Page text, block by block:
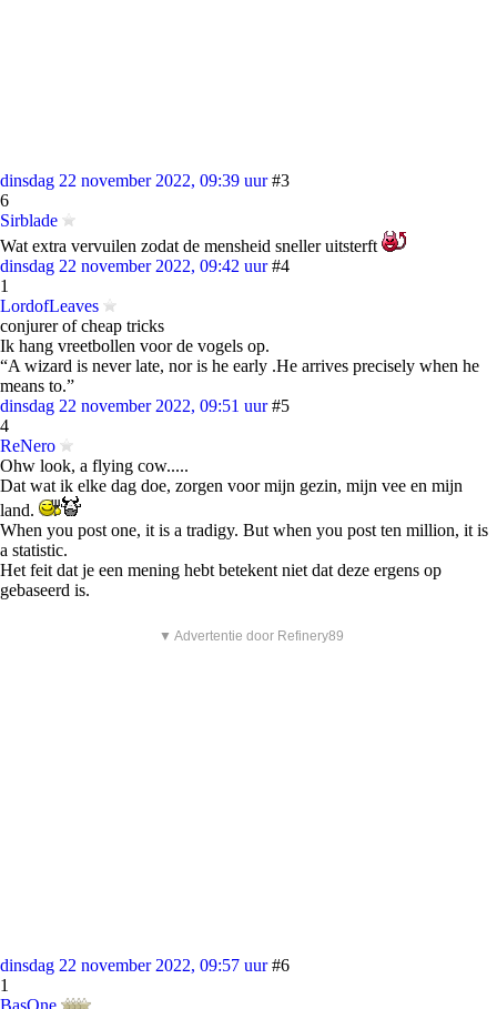
dinsdag 22 november 2022, 09:39 uur #3
6
Sirblade
Wat extra vervuilen zodat de mensheid sneller uitsterft
dinsdag 22 november 2022, 09:42 uur #4
1
LordofLeaves
conjurer of cheap tricks
Ik hang vreetbollen voor de vogels op.
“A wizard is never late, nor is he early .He arrives precisely when he
means to.”
dinsdag 22 november 2022, 09:51 uur #5
4
ReNero
Ohw look, a flying cow.....
Dat wat ik elke dag doe, zorgen voor mijn gezin, mijn vee en mijn
land.
When you post one, it is a tradigy. But when you post ten million, it is
a statistic.
Het feit dat je een mening hebt betekent niet dat deze ergens op
gebaseerd is.
▼ Advertentie door Refinery89
dinsdag 22 november 2022, 09:57 uur #6
1
BasOne